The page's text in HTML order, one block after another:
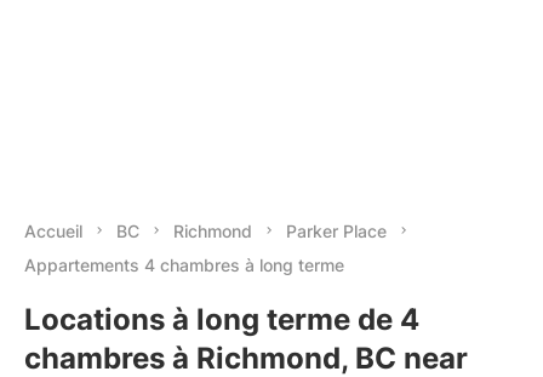
Accueil BC Richmond
Parker Place
Appartements 4 chambres à long terme
Locations à long terme de 4
chambres à Richmond, BC near